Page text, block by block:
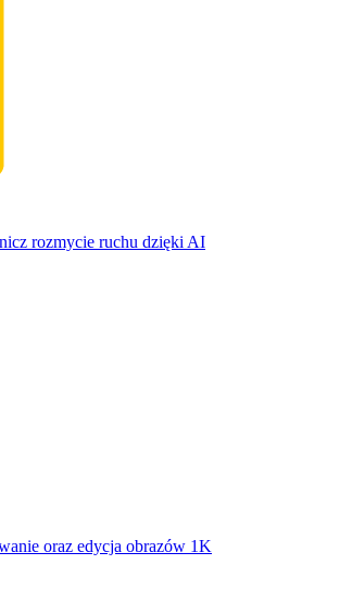
rozmycie ruchu dzięki AI
oraz edycja obrazów 1K